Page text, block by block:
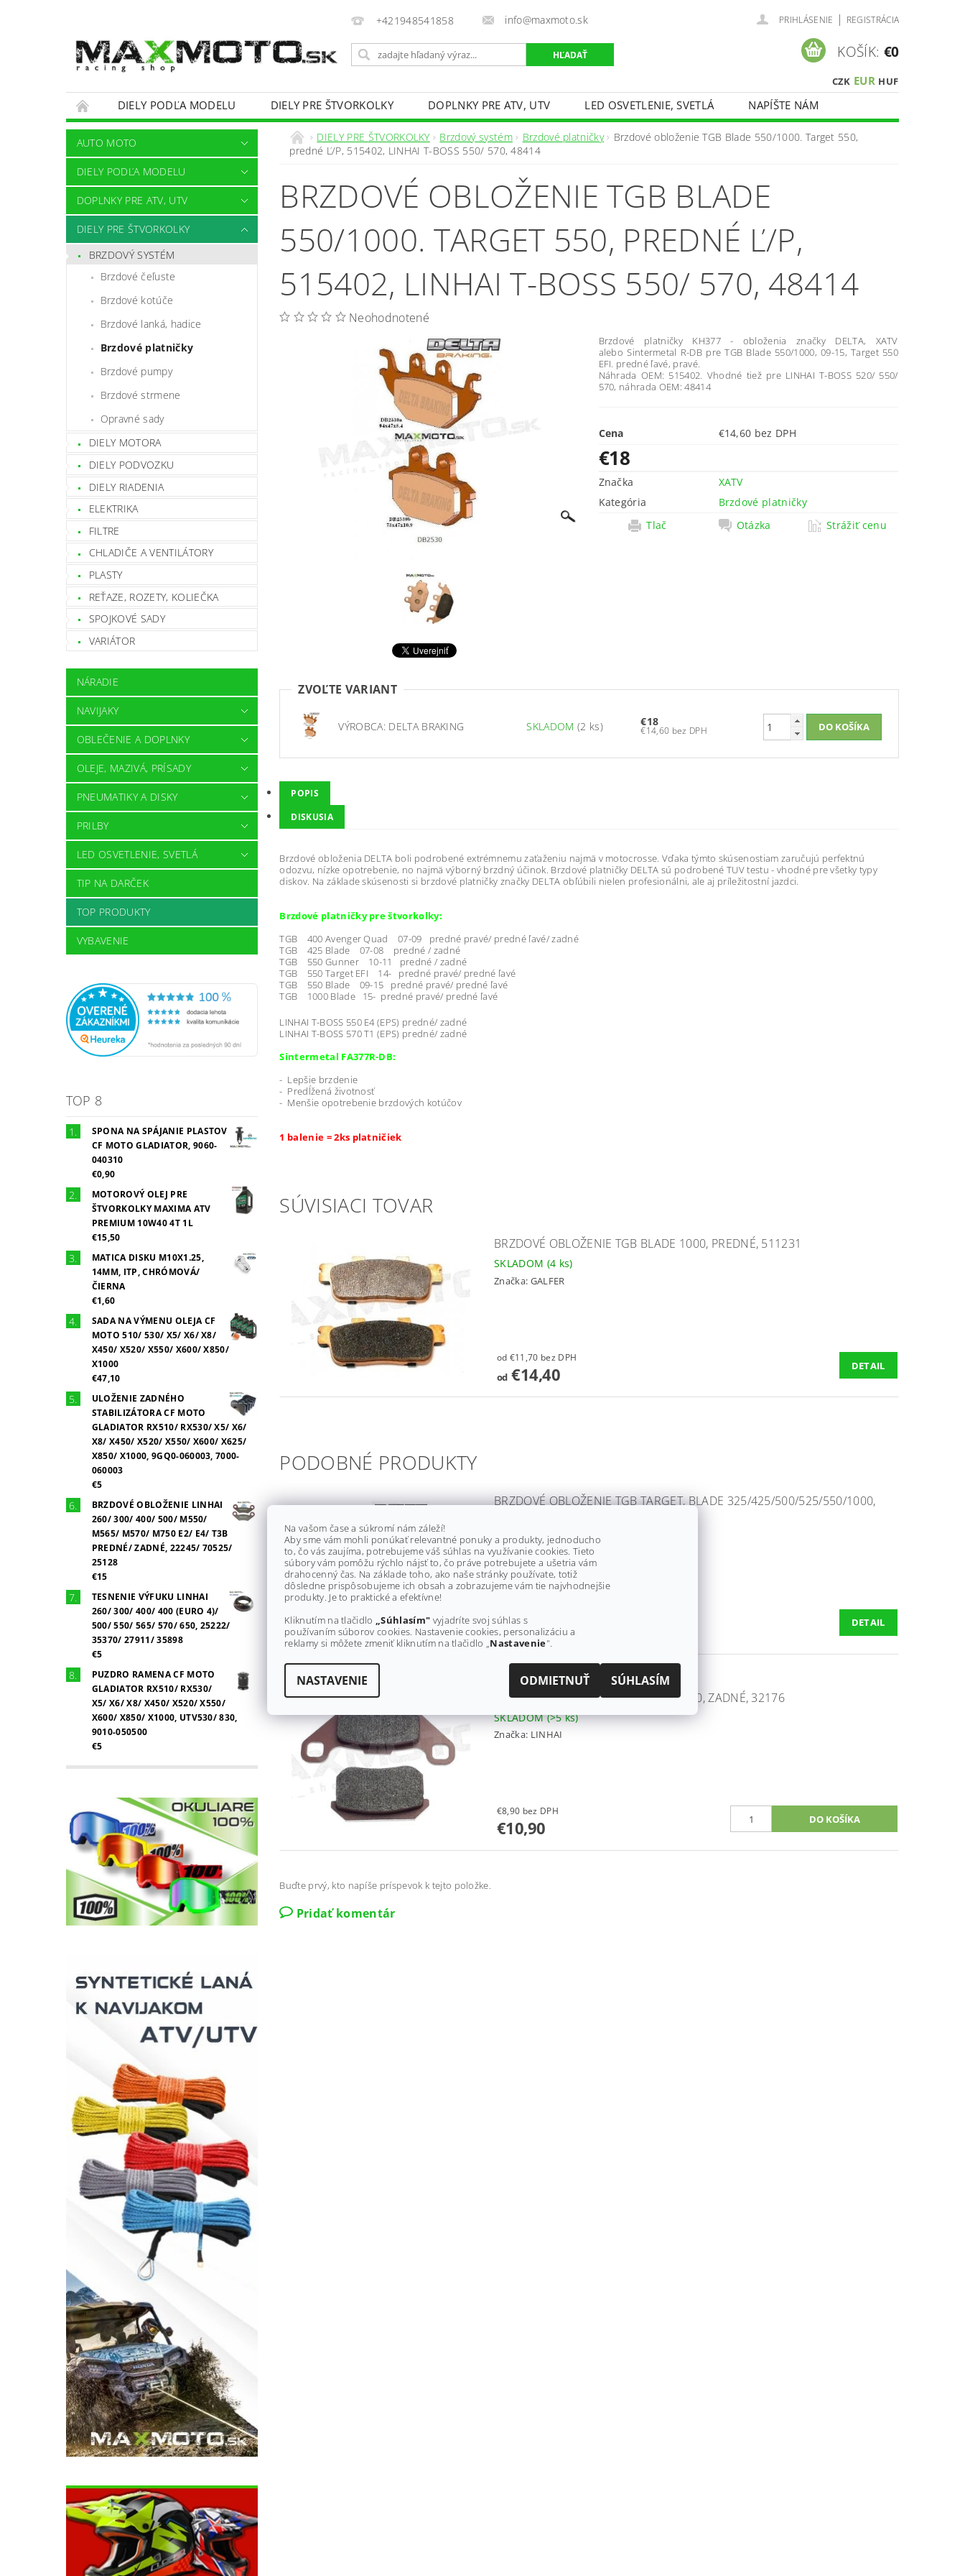
+421948541858 info@maxmoto.sk PRIHLÁSENIE | REGISTRÁCIA
CZK EUR HUF
KOŠÍK: €0
DIELY PODĽA MODELU DIELY PRE ŠTVORKOLKY DOPLNKY PRE ATV, UTV LED OSVETLENIE, SVETLÁ
NAPÍŠTE NÁM
OBCHODNÉ PODMIENKY
KONTAKTY
AUTO MOTO
DIELY PODĽA MODELU
DOPLNKY PRE ATV, UTV
DIELY PRE ŠTVORKOLKY
BRZDOVÝ SYSTÉM
Brzdové čeľuste
Brzdové kotúče
Brzdové lanká, hadice
Brzdové platničky
Brzdové pumpy
Brzdové strmene
Opravné sady
DIELY MOTORA
DIELY PODVOZKU
DIELY RIADENIA
ELEKTRIKA
FILTRE
CHLADIČE A VENTILÁTORY
PLASTY
REŤAZE, ROZETY, KOLIEČKA
SPOJKOVÉ SADY
VARIÁTOR
NÁRADIE
NAVIJAKY
OBLEČENIE A DOPLNKY
OLEJE, MAZIVÁ, PRÍSADY
PNEUMATIKY A DISKY
PRILBY
LED OSVETLENIE, SVETLÁ
TIP NA DARČEK
TOP PRODUKTY
VYBAVENIE
TOP 8
SPONA NA SPÁJANIE PLASTOV
CF MOTO GLADIATOR, 9060-
040310
€0,90
MOTOROVÝ OLEJ PRE
ŠTVORKOLKY MAXIMA ATV
PREMIUM 10W40 4T 1L
€15,50
MATICA DISKU M10X1.25,
14MM, ITP, CHRÓMOVÁ/
ČIERNA
€1,60
SADA NA VÝMENU OLEJA CF
MOTO 510/ 530/ X5/ X6/ X8/
X450/ X520/ X550/ X600/ X850/
X1000
€47,10
ULOŽENIE ZADNÉHO
STABILIZÁTORA CF MOTO
GLADIATOR RX510/ RX530/ X5/ X6/
X8/ X450/ X520/ X550/ X600/ X625/
X850/ X1000, 9GQ0-060003, 7000-
060003
€5
BRZDOVÉ OBLOŽENIE LINHAI
260/ 300/ 400/ 500/ M550/
M565/ M570/ M750 E2/ E4/ T3B
PREDNÉ/ ZADNÉ, 22245/ 70525/
25128
€15
TESNENIE VÝFUKU LINHAI
260/ 300/ 400/ 400 (EURO 4)/
500/ 550/ 565/ 570/ 650, 25222/
35370/ 27911/ 35898
€5
PUZDRO RAMENA CF MOTO
GLADIATOR RX510/ RX530/
X5/ X6/ X8/ X450/ X520/ X550/
X600/ X850/ X1000, UTV530/ 830,
9010-050500
€5
DIELY PRE ŠTVORKOLKY Brzdový systém Brzdové platničky
Brzdové obloženie TGB Blade 550/1000. Target 550,
predné Ľ/P, 515402, LINHAI T-BOSS 550/ 570, 48414
BRZDOVÉ OBLOŽENIE TGB BLADE
550/1000. TARGET 550, PREDNÉ Ľ/P,
515402, LINHAI T-BOSS 550/ 570, 48414
Neohodnotené
Brzdové platničky KH377 - obloženia značky DELTA, XATV
alebo Sintermetal R-DB pre TGB Blade 550/1000, 09-15, Target 550
EFI. predné ľavé, pravé.
Náhrada OEM: 515402. Vhodné tiež pre LINHAI T-BOSS 520/ 550/
570, náhrada OEM: 48414
Cena €14,60 bez DPH
€18
Značka
XATV
Kategória
Brzdové platničky
Tlač
Otázka Strážiť cenu
ZVOĽTE VARIANT
VÝROBCA: DELTA BRAKING SKLADOM (2 ks) €18
€14,60 bez DPH
POPIS
DISKUSIA
Brzdové obloženia DELTA boli podrobené extrémnemu zaťaženiu najmä v motocrosse. Vďaka týmto skúsenostiam zaručujú perfektnú
odozvu, nízke opotrebenie, no najmä výborný brzdný účinok. Brzdové platničky DELTA sú podrobené TUV testu - vhodné pre všetky typy
diskov. Na základe skúsenosti si brzdové platničky značky DELTA obľúbili nielen profesionálni, ale aj príležitostní jazdci.
Brzdové platničky pre štvorkolky:
TGB 400 Avenger Quad 07-09 predné pravé/ predné ľavé/ zadné
TGB 425 Blade 07-08 predné / zadné
TGB 550 Gunner 10-11 predné / zadné
TGB 550 Target EFI 14- predné pravé/ predné ľavé
TGB 550 Blade 09-15 predné pravé/ predné ľavé
TGB 1000 Blade 15- predné pravé/ predné ľavé
LINHAI T-BOSS 550 E4 (EPS) predné/ zadné
LINHAI T-BOSS 570 T1 (EPS) predné/ zadné
Sintermetal FA377R-DB:
- Lepšie brzdenie
- Predĺžená životnosť
- Menšie opotrebenie brzdových kotúčov
1 balenie = 2ks platničiek
SÚVISIACI TOVAR
BRZDOVÉ OBLOŽENIE TGB BLADE 1000, PREDNÉ, 511231
SKLADOM (4 ks)
Značka: GALFER
od €11,70 bez DPH
od€14,40 DETAIL
PODOBNÉ PRODUKTY
BRZDOVÉ OBLOŽENIE TGB TARGET, BLADE 325/425/500/525/550/1000,
SKLADOM (2 ks)
Značka:X-ATV
od€16 DETAIL
BRZDOVÉ OBLOŽENIE LINHAI 260/ 300, ZADNÉ, 32176
SKLADOM(>5 ks)
Značka: LINHAI
€8,90 bez DPH
€10,90
Buďte prvý, kto napíše príspevok k tejto položke.
Pridať komentár
Na vašom čase a súkromí nám záleží!
Aby sme vám mohli ponúkať relevantné ponuky a produkty, jednoducho
to, čo vás zaujíma, potrebujeme váš súhlas na využívanie cookies. Tieto
súbory vám pomôžu rýchlo nájsť to, čo práve potrebujete a ušetria vám
drahocenný čas. Na základe toho, ako naše stránky používate, totiž
dôsledne prispôsobujeme ich obsah a zobrazujeme vám tie najvhodnejšie
produkty. Je to praktické a efektívne!
Kliknutím na tlačidlo „Súhlasím" vyjadríte svoj súhlas s
používaním súborov cookies. Nastavenie cookies, personalizáciu a
reklamy si môžete zmeniť kliknutím na tlačidlo „Nastavenie".
NASTAVENIE ODMIETNUŤ SÚHLASÍM